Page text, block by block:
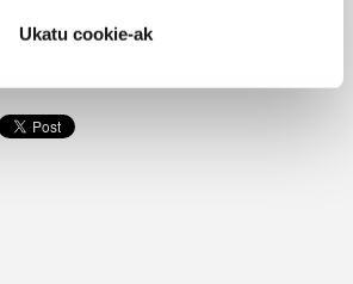
Ukatu cookie-ak
amorrua